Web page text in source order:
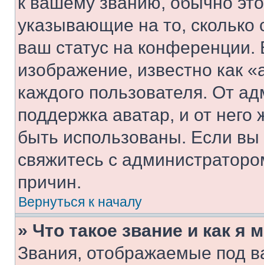
указывающие на то,
ваш статус на
изображение, известно как
каждого пользователя. От
поддержка аватар, и от него
быть использованы. Если
свяжитесь с
причин.
Вернуться к началу
» Что такое звание и как я
Звания, отображаемые под